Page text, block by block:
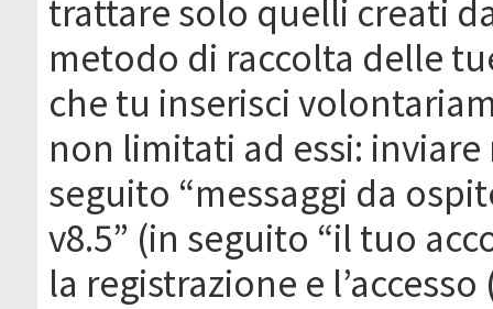
trattare solo quelli creati
metodo di raccolta delle
che tu inserisci
non limitati ad essi:
seguito “messaggi da
v8.5” (in seguito “il tuo
la registrazione e